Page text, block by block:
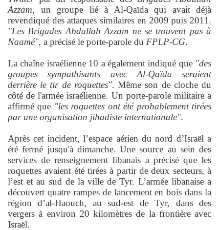
Azzam, un groupe lié à Al-Qaïda qui avait déjà
revendiqué des attaques similaires en 2009 puis 2011.
"Les Brigades Abdallah Azzam ne se trouvent pas à
Naamé", a précisé le porte-parole du FPLP-CG.
La chaîne israélienne 10 a également indiqué que "des
groupes sympathisants avec Al-Qaïda seraient
derrière le tir de roquettes". Même son de cloche du
côté de l'armée israélienne. Un porte-parole militaire a
affirmé que "les roquettes ont été probablement tirées
par une organisation jihadiste internationale".
Après cet incident, l’espace aérien du nord d’Israël a
été fermé jusqu'à dimanche. Une source au sein des
services de renseignement libanais a précisé que les
roquettes avaient été tirées à partir de deux secteurs, à
l’est et au sud de la ville de Tyr. L’armée libanaise a
découvert quatre rampes de lancement en bois dans la
région d’al-Haouch, au sud-est de Tyr, dans des
vergers à environ 20 kilomètres de la frontière avec
Israël.